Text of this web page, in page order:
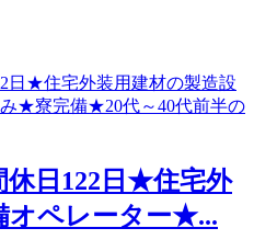
日122日★住宅外
オペレーター★...